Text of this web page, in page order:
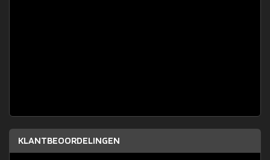
KLANTBEOORDELINGEN